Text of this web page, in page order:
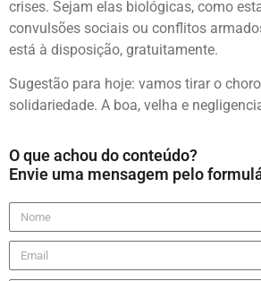
crises. Sejam elas biológicas, como
convulsões sociais ou conflitos
está à disposição, gratuitamente.
Sugestão para hoje: vamos tirar o
solidariedade. A boa, velha e
O que achou do conteúdo?
Envie uma mensagem pelo